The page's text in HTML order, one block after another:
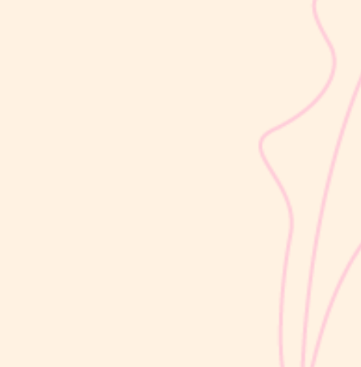
dalam masa 1000 Hari Pertama Kehidupan (HPK). Pada tahap ini,
perkembangan si Kecil berlangsung sangat pesat, mulai dari
kemampuan berjalan, berbicara, hingga berinteraksi dengan orang